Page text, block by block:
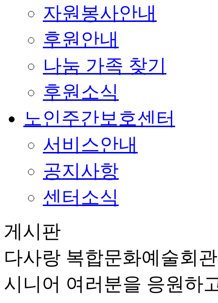
자원봉사안내
후원안내
나눔 가족 찾기
후원소식
노인주간보호센터
서비스안내
공지사항
센터소식
게시판
다사랑 복합문화예술회
시니어 여러분을 응원하